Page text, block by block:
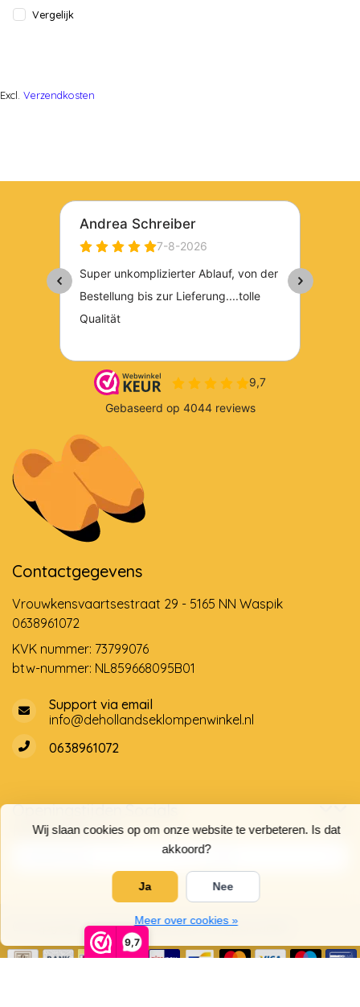
9,7
Wij slaan cookies op om onze website te verbeteren. Is dat
akkoord?
Ja Nee
Meer over cookies »
Vergelijk
Excl. Verzendkosten
Contactgegevens
Vrouwkensvaartsestraat 29 - 5165 NN Waspik
0638961072
KVK nummer: 73799076
btw-nummer: NL859668095B01
Support via email
info@dehollandseklompenwinkel.nl
0638961072
OpeningstijdenSocials
Klantenservice
© Copyright 2026 De Hollandse Klompenwinkel